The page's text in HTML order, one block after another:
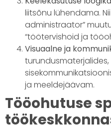
liitsõnu lühendama.
administraator”
“töötervishoid ja
Visuaalne ja
ja meeldejäävam.
Tööohutuse